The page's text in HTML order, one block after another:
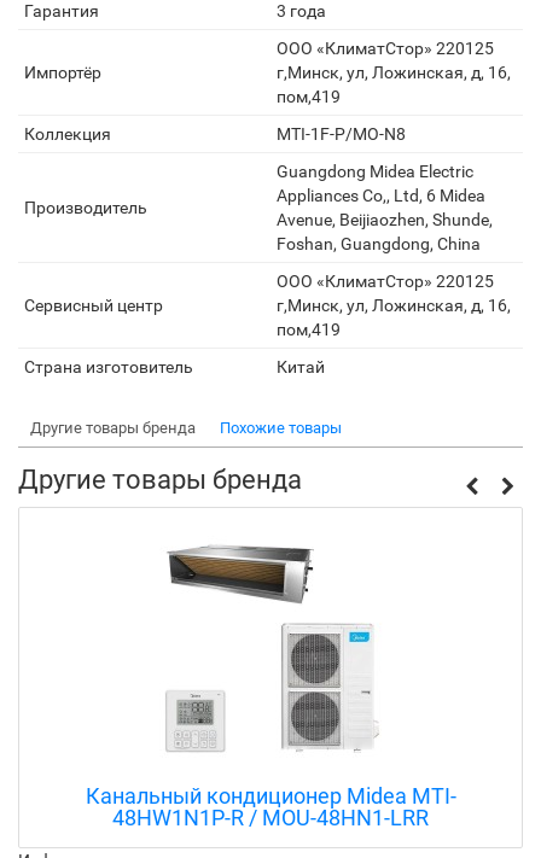
Гарантия
3 года
Импортёр
ООО «КлиматСтор» 220125
г,Минск, ул, Ложинская, д, 16,
пом,419
Коллекция
MTI-1F-P/MO-N8
Производитель
Guangdong Midea Electric
Appliances Co,, Ltd, 6 Midea
Avenue, Beijiaozhen, Shunde,
Foshan, Guangdong, China
Сервисный центр
ООО «КлиматСтор» 220125
г,Минск, ул, Ложинская, д, 16,
пом,419
Страна изготовитель
Китай
Другие товары бренда Похожие товары
Другие товары бренда
Канальный кондиционер Midea MTI-
48HW1N1P-R / MOU-48HN1-LRR